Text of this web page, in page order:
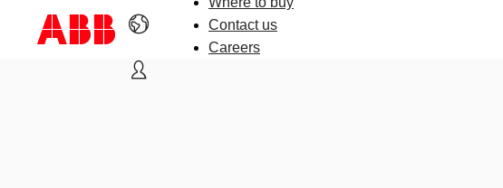
Contact us
Careers